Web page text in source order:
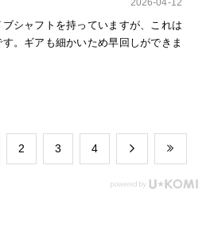
2026-04-12
シャフトを持っていますが、これは
。ギアも細かいため早回しができま
​2 ​3 ​4